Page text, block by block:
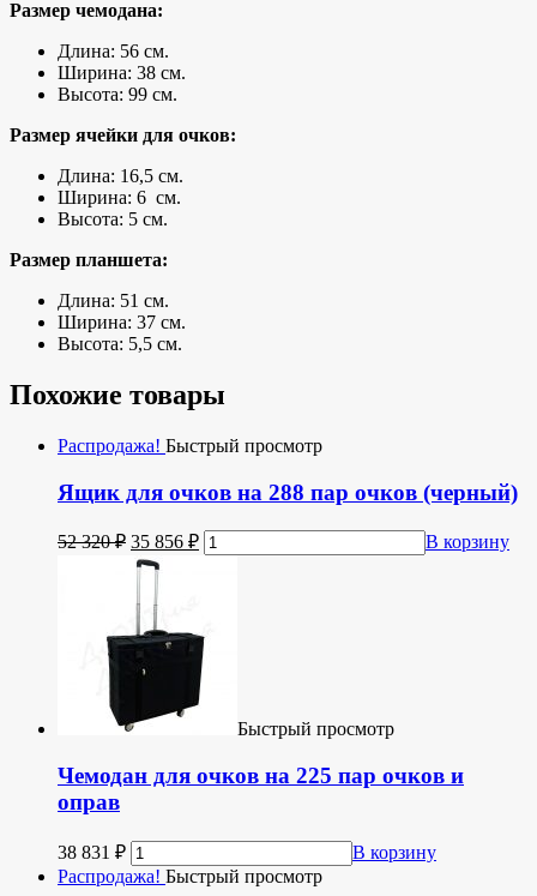
Размер чемодана:
Длина: 56 см.
Ширина: 38 см.
Высота: 99 см.
Размер ячейки для очков:
Длина: 16,5 см.
Ширина: 6 см.
Высота: 5 см.
Размер планшета:
Длина: 51 см.
Ширина: 37 см.
Высота: 5,5 см.
Похожие товары
Распродажа! Быстрый просмотр
Ящик для очков на 288 пар очков (черный)
52 320₽ 35 856 ₽ В корзину
Быстрый просмотр
Чемодан для очков на 225 пар очков и
оправ
38 831 ₽
В корзину
Распродажа! Быстрый просмотр